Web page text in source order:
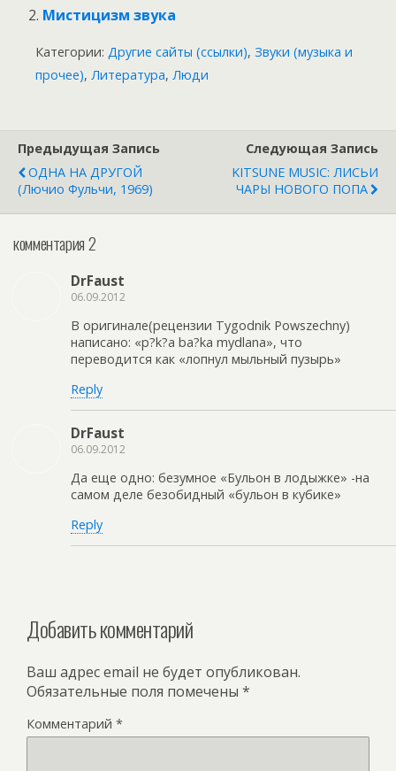
Мистицизм звука
Категории: Другие сайты (ссылки), Звуки (музыка и
прочее), Литература, Люди
Предыдущая Запись
ОДНА НА ДРУГОЙ
(Лючио Фульчи, 1969)
Следующая Запись
KITSUNE MUSIC: ЛИСЬИ
ЧАРЫ НОВОГО ПОПА
комментария 2
DrFaust
06.09.2012
В оригинале(рецензии Tygodnik Powszechny)
написано: «p?k?a ba?ka mydlana», что
переводится как «лопнул мыльный пузырь»
Reply
DrFaust
06.09.2012
Да еще одно: безумное «Бульон в лодыжке» -на
самом деле безобидный «бульон в кубике»
Reply
Добавить комментарий
Ваш адрес email не будет опубликован.
Обязательные поля помечены *
Комментарий *